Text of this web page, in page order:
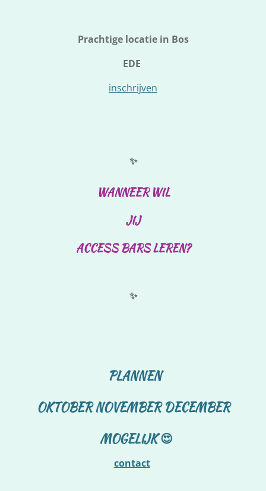
Prachtige locatie in Bos
EDE
inschrijven
✨
WANNEER WIL
JIJ
ACCESS BARS LEREN?
✨
PLANNEN
OKTOBER NOVEMBER DECEMBER
MOGELIJK 😍
contact